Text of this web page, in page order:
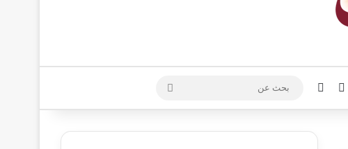
تسجيل الدخول
الوضع المظلم